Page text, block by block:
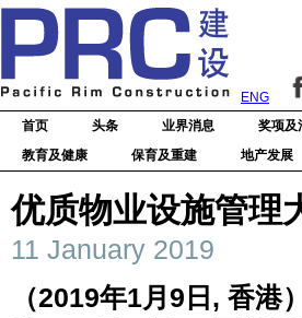
ENG
首页
头条 业界消息 奖项及
教育及健康
保育及重建 地产发展
优质物业设施管理
11 January 2019
（2019年1月9日, 香